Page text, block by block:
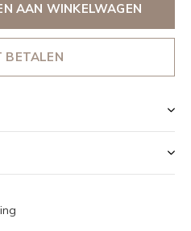
AAN WINKELWAGEN
BETALEN